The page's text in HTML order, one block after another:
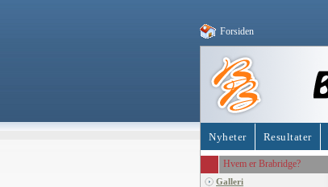
Forsiden
Nyheter Resultater
Hvem er Brabridge?
Galleri